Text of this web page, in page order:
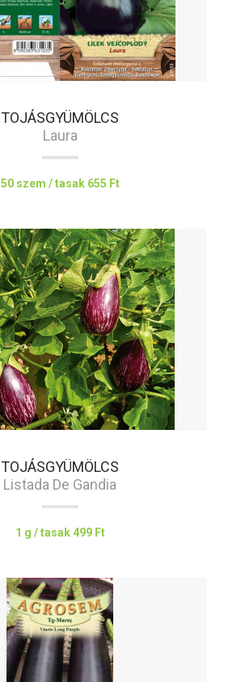
TOJÁSGYÜMÖLCS
Laura
50 szem / tasak 655 Ft
TOJÁSGYÜMÖLCS
Listada De Gandia
1 g / tasak 499 Ft